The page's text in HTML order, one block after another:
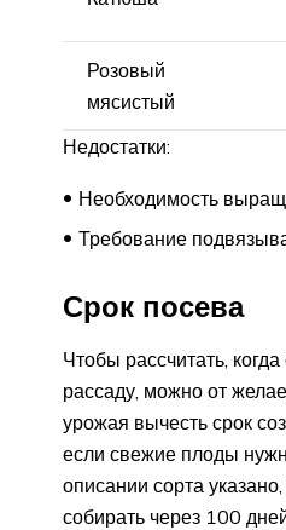
Розовый
мясистый
Недостатки:
Необходимость
Требование
Срок посева
Чтобы рассчитать,
рассаду, можно от
урожая вычесть срок
если свежие плоды
описании сорта
собирать через 100